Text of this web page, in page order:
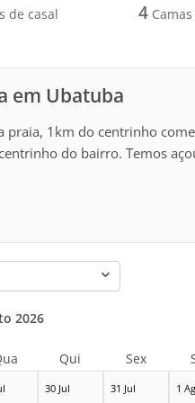
de casal 4
em Ubatuba
praia, 1km do centrinho
do bairro. Temos
30 Jul 31 Jul 1
2026
Qui Sex